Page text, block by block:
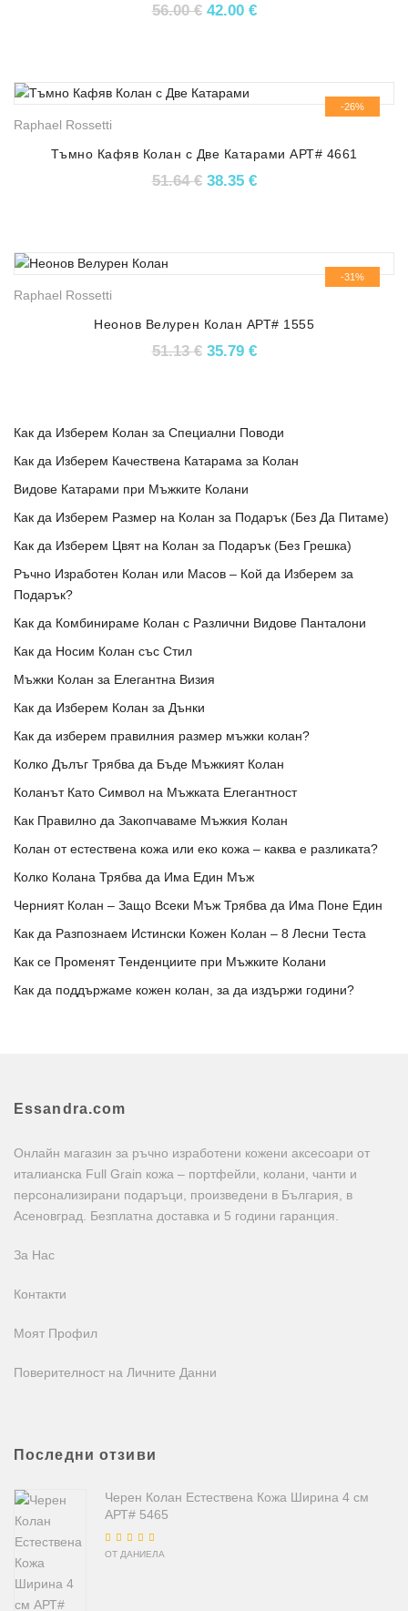
56.00€ Original price was: 56.00 €.
42.00 €Текущата цена е:
-26%
Raphael Rossetti
Тъмно Кафяв Колан с Две Катарами АРТ# 4661
51.64€ Original price was: 51.64 €.
38.35 €Текущата цена е:
-31%
Raphael Rossetti
Неонов Велурен Колан АРТ# 1555
51.13€ Original price was: 51.13 €.
35.79 €Текущата цена е:
Как да Изберем Колан за Специални Поводи
Как да Изберем Качествена Катарама за Колан
Видове Катарами при Мъжките Колани
Как да Изберем Размер на Колан за Подарък (Без Да Питаме)
Как да Изберем Цвят на Колан за Подарък (Без Грешка)
Ръчно Изработен Колан или Масов – Кой да Изберем за
Подарък?
Как да Комбинираме Колан с Различни Видове Панталони
Как да Носим Колан със Стил
Мъжки Колан за Елегантна Визия
Как да Изберем Колан за Дънки
Как да изберем правилния размер мъжки колан?
Колко Дълъг Трябва да Бъде Мъжкият Колан
Коланът Като Символ на Мъжката Елегантност
Как Правилно да Закопчаваме Мъжкия Колан
Колан от естествена кожа или еко кожа – каква е разликата?
Колко Колана Трябва да Има Един Мъж
Черният Колан – Защо Всеки Мъж Трябва да Има Поне Един
Как да Разпознаем Истински Кожен Колан – 8 Лесни Теста
Как се Променят Тенденциите при Мъжките Колани
Как да поддържаме кожен колан, за да издържи години?
Essandra.com
Онлайн магазин за ръчно изработени кожени аксесоари от
италианска Full Grain кожа – портфейли, колани, чанти и
персонализирани подаръци, произведени в България, в
Асеновград. Безплатна доставка и 5 години гаранция.
За Нас
Контакти
Моят Профил
Поверителност на Личните Данни
Последни отзиви
Черен Колан Естествена Кожа Ширина 4 см
АРТ# 5465
Оценено на
ОТ ДАНИЕЛА